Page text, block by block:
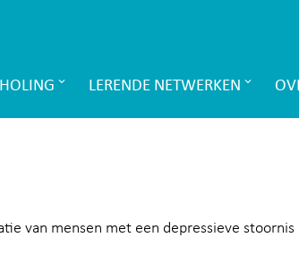
LERENDE NETWERKEN
van mensen met een depressieve